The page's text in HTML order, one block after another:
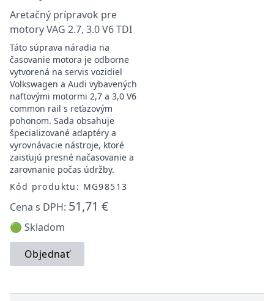
Aretačný prípravok pre
motory VAG 2.7, 3.0 V6 TDI
Táto súprava náradia na
časovanie motora je odborne
vytvorená na servis vozidiel
Volkswagen a Audi vybavených
naftovými motormi 2,7 a 3,0 V6
common rail s reťazovým
pohonom. Sada obsahuje
špecializované adaptéry a
vyrovnávacie nástroje, ktoré
zaisťujú presné načasovanie a
zarovnanie počas údržby.
Kód produktu: MG98513
Cena s DPH: 51,71 €
🟢 Skladom
Objednať